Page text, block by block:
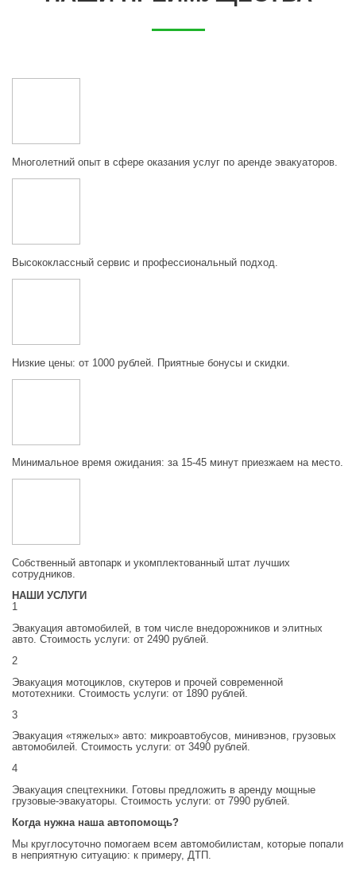
Многолетний опыт в сфере оказания услуг по аренде эвакуаторов.
Высококлассный сервис и профессиональный подход.
Низкие цены: от 1000 рублей. Приятные бонусы и скидки.
Минимальное время ожидания: за 15-45 минут приезжаем на место.
Собственный автопарк и укомплектованный штат лучших
сотрудников.
НАШИ УСЛУГИ
1
Эвакуация автомобилей, в том числе внедорожников и элитных
авто. Стоимость услуги: от 2490 рублей.
2
Эвакуация мотоциклов, скутеров и прочей современной
мототехники. Стоимость услуги: от 1890 рублей.
3
Эвакуация «тяжелых» авто: микроавтобусов, минивэнов, грузовых
автомобилей. Стоимость услуги: от 3490 рублей.
4
Эвакуация спецтехники. Готовы предложить в аренду мощные
грузовые-эвакуаторы. Стоимость услуги: от 7990 рублей.
Когда нужна наша автопомощь?
Мы круглосуточно помогаем всем автомобилистам, которые попали
в неприятную ситуацию: к примеру, ДТП.